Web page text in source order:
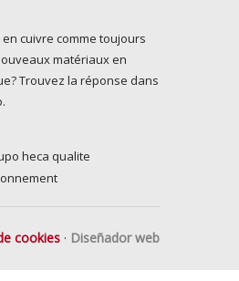
cuivre comme toujours
matériaux en
Trouvez la réponse dans
cookies · Diseñador web